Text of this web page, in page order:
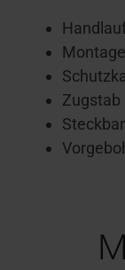
Zugstab